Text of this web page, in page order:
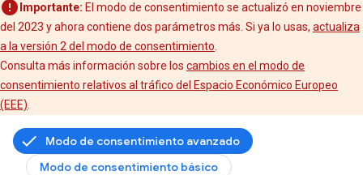
Importante: El modo de consentimiento se actualizó en noviembre
del 2023 y ahora contiene dos parámetros más. Si ya lo usas, actualiza
a la versión 2 del modo de consentimiento
Consulta más información sobre los cambios en el modo de
consentimiento relativos al tráfico del Espacio Económico Europeo
(EEE)
Modo de consentimiento avanzado
Modo de consentimiento básico